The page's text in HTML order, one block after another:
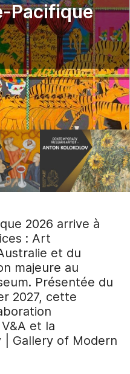
Pacifique
2026 arrive à
: Art
et du
majeure au
Présentée du
2027, cette
et la
| Gallery of Modern